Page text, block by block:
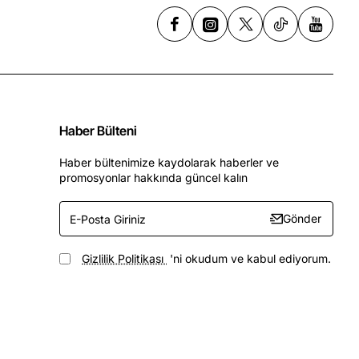
Haber Bülteni
Haber bültenimize kaydolarak haberler ve
promosyonlar hakkında güncel kalın
E-
Posta
Giriniz
Gönder
Gizlilik Politikası 'ni okudum ve kabul ediyorum.